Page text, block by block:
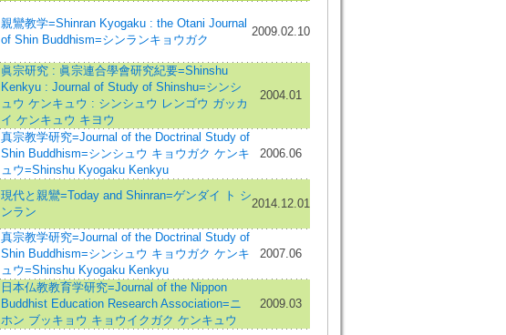
親鸞教学=Shinran Kyogaku : the Otani Journal
of Shin Buddhism=シンランキョウガク
2009.02.10
眞宗研究 : 眞宗連合學會研究紀要=Shinshu
Kenkyu : Journal of Study of Shinshu=シンシ
ュウ ケンキュウ : シンシュウ レンゴウ ガッカ
イ ケンキュウ キヨウ
2004.01
真宗教学研究=Journal of the Doctrinal Study of
Shin Buddhism=シンシュウ キョウガク ケンキ
ュウ=Shinshu Kyogaku Kenkyu
2006.06
現代と親鸞=Today and Shinran=ゲンダイ ト シ
ンラン
2014.12.01
真宗教学研究=Journal of the Doctrinal Study of
Shin Buddhism=シンシュウ キョウガク ケンキ
ュウ=Shinshu Kyogaku Kenkyu
2007.06
日本仏教教育学研究=Journal of the Nippon
Buddhist Education Research Association=ニ
ホン ブッキョウ キョウイクガク ケンキュウ
2009.03